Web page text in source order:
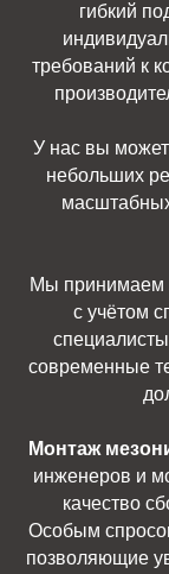
гибкий
требований к
У нас вы
небольших
Мы принимаем
с учётом
современные
Монтаж
инженеров и
качество
Особым
позволяющие